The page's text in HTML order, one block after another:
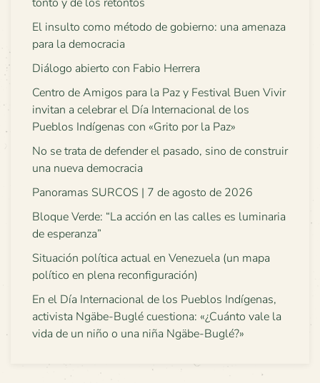
El insulto como método de gobierno: una amenaza
para la democracia
Diálogo abierto con Fabio Herrera
Centro de Amigos para la Paz y Festival Buen Vivir
invitan a celebrar el Día Internacional de los
Pueblos Indígenas con «Grito por la Paz»
No se trata de defender el pasado, sino de construir
una nueva democracia
Panoramas SURCOS | 7 de agosto de 2026
Bloque Verde: “La acción en las calles es luminaria
de esperanza”
Situación política actual en Venezuela (un mapa
político en plena reconfiguración)
En el Día Internacional de los Pueblos Indígenas,
activista Ngäbe-Buglé cuestiona: «¿Cuánto vale la
vida de un niño o una niña Ngäbe-Buglé?»